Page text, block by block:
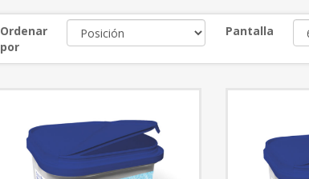
Ordenar
por
Pantalla